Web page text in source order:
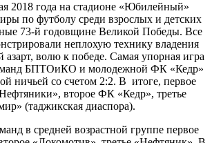
2018 года на стадионе «Юбилейный»
по футболу среди взрослых и детских
73-й годовщине Великой Победы. Все
неплохую технику владения
волю к победе. Самая упорная игра
БПТОиКО и молодежной ФК «Кедр»
ничьей со счетом 2:2. В итоге, первое
второе ФК «Кедр», третье
(таджикская диаспора).
в средней возрастной группе первое